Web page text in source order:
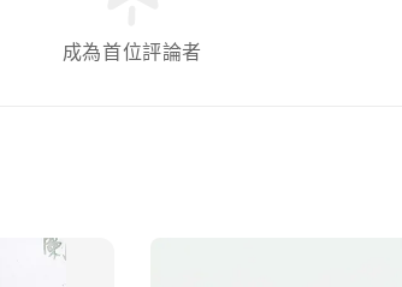
成為首位評論者